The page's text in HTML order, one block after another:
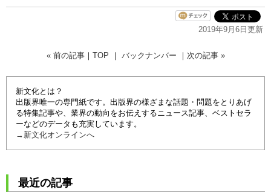
2019年9月6日更新
« 前の記事｜ TOP ｜ バックナンバー ｜ 次の記事 »
新文化とは？
出版界唯一の専門紙です。出版界の様ざまな話題・問題をとりあげ
る特集記事や、業界の動向をお伝えするニュース記事、ベストセラ
ーなどのデータも充実しています。
→新文化オンラインへ
最近の記事